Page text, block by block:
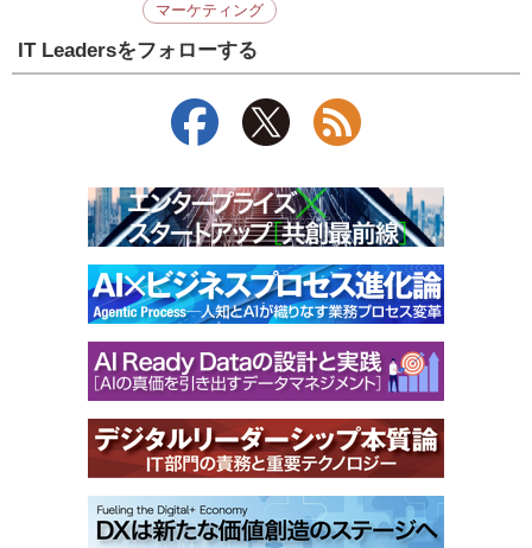
マーケティング
IT Leadersをフォローする